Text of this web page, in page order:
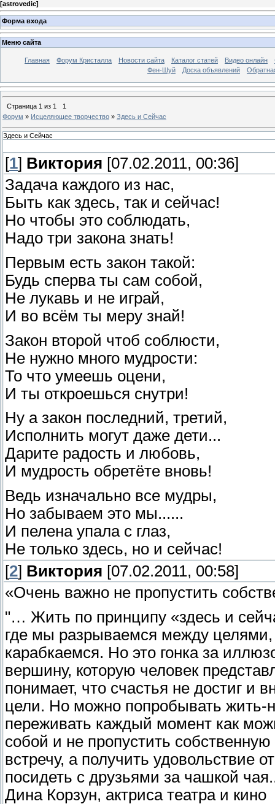
[astrovedic]
Форма входа
Меню сайта
Главная Форум Кристалла Новости сайта Каталог статей Видео онлайн
Фен-Шуй
Доска объявлений
Страница 1 из 1
1
Форум » Исцеляющее творчество » Здесь и Сейчас
Здесь и Сейчас
[1] Виктория [07.02.2011, 00:36]
Задача каждого из нас,
Быть как здесь, так и сейчас!
Но чтобы это соблюдать,
Надо три закона знать!
Первым есть закон такой:
Будь сперва ты сам собой,
Не лукавь и не играй,
И во всём ты меру знай!
Закон второй чтоб соблюсти,
Не нужно много мудрости:
То что умеешь оцени,
И ты откроешься снутри!
Ну а закон последний, третий,
Исполнить могут даже дети...
Дарите радость и любовь,
И мудрость обретёте вновь!
Ведь изначально все мудры,
Но забываем это мы......
И пелена упала с глаз,
Не только здесь, но и сейчас!
[2] Виктория [07.02.2011, 00:58]
«Очень важно не пропустить
"… Жить по принципу «здесь и
где мы разрываемся между
карабкаемся. Но это гонка за
вершину, которую человек
понимает, что счастья не достиг и
цели. Но можно попробывать жить-
переживать каждый момент как
собой и не пропустить
встречу, а получить удовольствие
посидеть с друзьями за чашкой
Дина Корзун, актриса театра и кино